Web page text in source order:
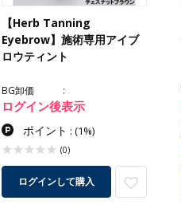
【Herb Tanning
Eyebrow】施術専用アイブ
ロウティント
BG卸価
ログイン後表示
ポイント : (1%)
(0)
ログインして購入